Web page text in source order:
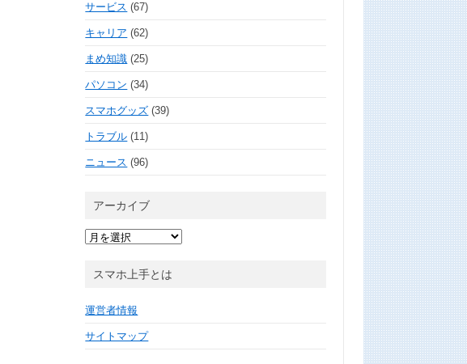
サービス (67)
キャリア (62)
まめ知識 (25)
パソコン (34)
スマホグッズ (39)
トラブル (11)
ニュース (96)
アーカイブ
ア
ー
ブスマホ上手とは
運営者情報
サイトマップ